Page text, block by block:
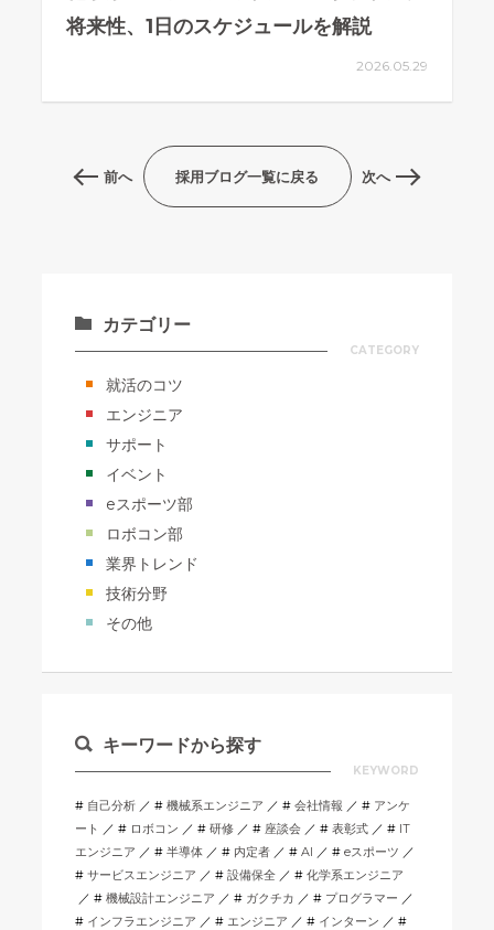
将来性、1日のスケジュールを解説
2026.05.29
前へ 採用ブログ一覧に戻る 次へ
カテゴリー
CATEGORY
就活のコツ
エンジニア
サポート
イベント
eスポーツ部
ロボコン部
業界トレンド
技術分野
その他
キーワードから探す
KEYWORD
自己分析 機械系エンジニア 会社情報
アンケ
ート
ロボコン 研修 座談会 表彰式
IT
エンジニア
半導体 内定者 AI
eスポーツ
サービスエンジニア
設備保全
化学系エンジニア
機械設計エンジニア
ガクチカ
プログラマー
インフラエンジニア
エンジニア
インターン